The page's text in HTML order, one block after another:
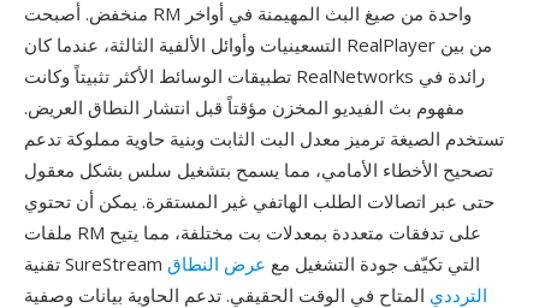
منخفض. أصبحت RM واحدة من صيغ البث المهيمنة في أواخر
التسعينيات وأوائل الألفية الثالثة، عندما كان RealPlayer من بين
تطبيقات الوسائط الأكثر تثبيتاً وكانت RealNetworks رائدة في
مفهوم بث الفيديو المخزن مؤقتاً قبل انتشار النطاق العريض.
تستخدم الصيغة ترميز معدل البت الثابت وبنية حاوية مملوكة تدعم
تصحيح الأخطاء الأمامي، مما يسمح بتشغيل سلس بشكل معقول
حتى عبر اتصالات الطلب الهاتفي غير المستقرة. يمكن أن تحتوي
ملفات RM على تدفقات متعددة بمعدلات بت مختلفة، مما يتيح
تقنية SureStream التي تكيّف جودة التشغيل مع عرض النطاق
الترددي المتاح في الوقت الحقيقي. تدعم الحاوية بيانات وصفية